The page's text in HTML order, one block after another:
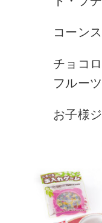
コーン
チョコ
フルーツ
お子様